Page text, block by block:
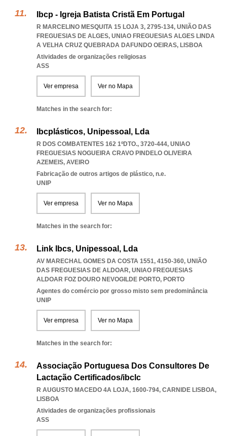
Ibcp - Igreja Batista Cristã Em Portugal
R MARCELINO MESQUITA 15 LOJA 3, 2795-134, UNIÃO DAS
FREGUESIAS DE ALGES, UNIAO FREGUESIAS ALGES LINDA
A VELHA CRUZ QUEBRADA DAFUNDO OEIRAS, LISBOA
Atividades de organizações religiosas
ASS
Ver empresa Ver no Mapa
Matches in the search for:
Ibcplásticos, Unipessoal, Lda
R DOS COMBATENTES 162 1ºDTO., 3720-444, UNIAO
FREGUESIAS NOGUEIRA CRAVO PINDELO OLIVEIRA
AZEMEIS, AVEIRO
Fabricação de outros artigos de plástico, n.e.
UNIP
Ver empresa Ver no Mapa
Matches in the search for:
Link Ibcs, Unipessoal, Lda
AV MARECHAL GOMES DA COSTA 1551, 4150-360, UNIÃO
DAS FREGUESIAS DE ALDOAR, UNIAO FREGUESIAS
ALDOAR FOZ DOURO NEVOGILDE PORTO, PORTO
Agentes do comércio por grosso misto sem predominância
UNIP
Ver empresa Ver no Mapa
Matches in the search for:
Associação Portuguesa Dos Consultores De
Lactação Certificados/ibclc
R AUGUSTO MACEDO 4A LOJA, 1600-794, CARNIDE LISBOA,
LISBOA
Atividades de organizações profissionais
ASS